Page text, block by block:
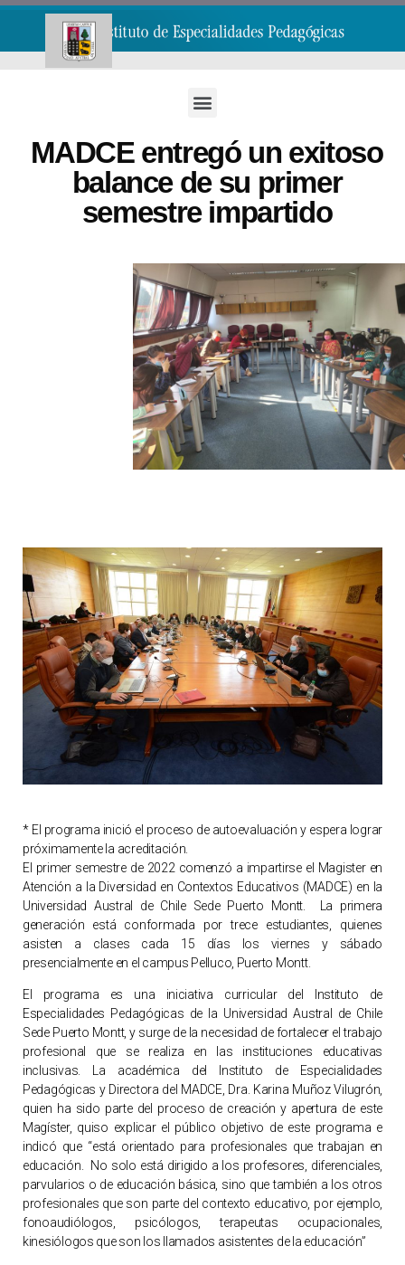
MADCE entregó un exitoso
balance de su primer
semestre impartido
* El programa inició el proceso de autoevaluación y espera lograr
próximamente la acreditación.
El primer semestre de 2022 comenzó a impartirse el Magister en
Atención a la Diversidad en Contextos Educativos (MADCE) en la
Universidad Austral de Chile Sede Puerto Montt. La primera
generación está conformada por trece estudiantes, quienes
asisten a clases cada 15 días los viernes y sábado
presencialmente en el campus Pelluco, Puerto Montt.
El programa es una iniciativa curricular del Instituto de
Especialidades Pedagógicas de la Universidad Austral de Chile
Sede Puerto Montt, y surge de la necesidad de fortalecer el trabajo
profesional que se realiza en las instituciones educativas
inclusivas. La académica del Instituto de Especialidades
Pedagógicas y Directora del MADCE, Dra. Karina Muñoz Vilugrón,
quien ha sido parte del proceso de creación y apertura de este
Magíster, quiso explicar el público objetivo de este programa e
indicó que “está orientado para profesionales que trabajan en
educación. No solo está dirigido a los profesores, diferenciales,
parvularios o de educación básica, sino que también a los otros
profesionales que son parte del contexto educativo, por ejemplo,
fonoaudiólogos, psicólogos, terapeutas ocupacionales,
kinesiólogos que son los llamados asistentes de la educación”